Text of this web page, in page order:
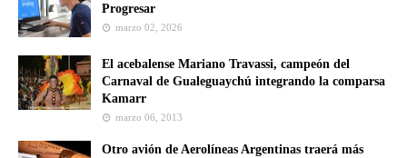
Progresar
marzo 02, 2026
El acebalense Mariano Travassi, campeón del
Carnaval de Gualeguaychú integrando la comparsa
Kamarr
marzo 06, 2013
Otro avión de Aerolíneas Argentinas traerá más